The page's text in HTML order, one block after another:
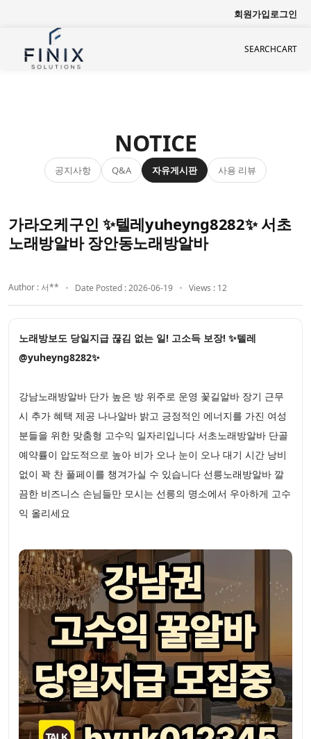
회원가입로그인
SEARCHCART
NOTICE
공지사항 Q&A 자유게시판 사용 리뷰
가라오케구인 ✨텔레yuheyng8282✨ 서초
노래방알바 장안동노래방알바
Author : 서** Date Posted : 2026-06-19 Views : 12
노래방보도 당일지급 끊김 없는 일! 고소득 보장! ✨텔레
@yuheyng8282✨
강남노래방알바 단가 높은 방 위주로 운영 꽃길알바 장기 근무
시 추가 혜택 제공 나나알바 밝고 긍정적인 에너지를 가진 여성
분들을 위한 맞춤형 고수익 일자리입니다 서초노래방알바 단골
예약률이 압도적으로 높아 비가 오나 눈이 오나 대기 시간 낭비
없이 꽉 찬 풀페이를 챙겨가실 수 있습니다 선릉노래방알바 깔
끔한 비즈니스 손님들만 모시는 선릉의 명소에서 우아하게 고수
익 올리세요